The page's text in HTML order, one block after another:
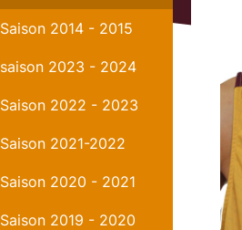
Saison 2014 - 2015
saison 2023 - 2024
Saison 2022 - 2023
Saison 2021-2022
Saison 2020 - 2021
Saison 2019 - 2020